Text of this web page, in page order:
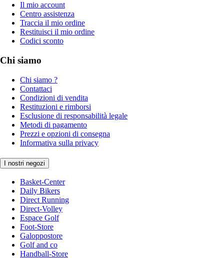
Il mio account
Centro assistenza
Traccia il mio ordine
Restituisci il mio ordine
Codici sconto
Chi siamo
Chi siamo ?
Contattaci
Condizioni di vendita
Restituzioni e rimborsi
Esclusione di responsabilità legale
Metodi di pagamento
Prezzi e opzioni di consegna
Informativa sulla privacy
I nostri negozi
Basket-Center
Daily Bikers
Direct Running
Direct-Volley
Espace Golf
Foot-Store
Galoppostore
Golf and co
Handball-Store